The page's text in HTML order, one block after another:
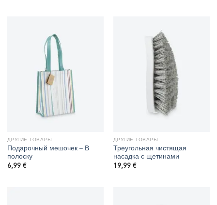
ДРУГИЕ ТОВАРЫ
Подарочный мешочек – В
полоску
6,99 €
ДРУГИЕ ТОВАРЫ
Треугольная чистящая
насадка с щетинами
19,99 €